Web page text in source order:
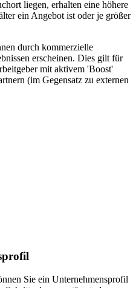
liegen, erhalten eine höhere
ein Angebot ist oder je größer
durch kommerzielle
erscheinen. Dies gilt für
mit aktivem 'Boost'
(im Gegensatz zu externen
Sie ein Unternehmensprofil